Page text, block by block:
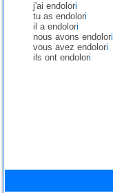
j'ai endolori
tu as endolori
il a endolori
nous avons endolori
vous avez endolori
ils ont endolori